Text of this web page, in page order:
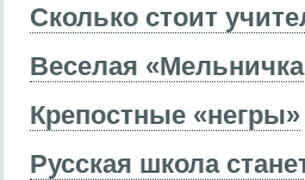
Сколько стоит
Веселая
Крепостные «негры»
Русская школа